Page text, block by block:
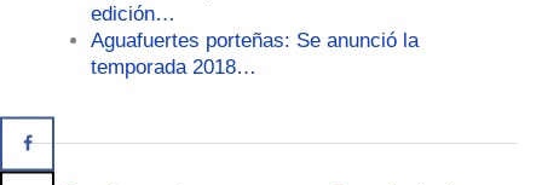
edición…
Aguafuertes porteñas: Se anunció la
temporada 2018…